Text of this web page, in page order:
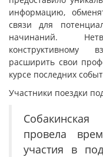
информацию,
связи для
начинаний.
конструктивному
расширить свои
курсе последних
Участники поездки
провела
участия в